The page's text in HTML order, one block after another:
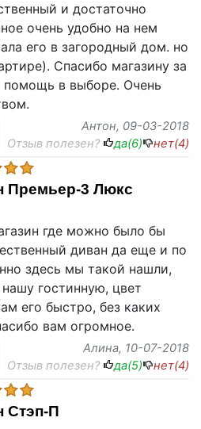
и достаточно
очень удобно на нем
его в загородный дом. но
Спасибо магазину за
помощь в выборе. Очень
Антон, 09-03-2018
Отзыв полезен?
да(6) нет(4)
Премьер-3 Люкс
где можно было бы
диван да еще и по
здесь мы такой нашли,
гостинную, цвет
его быстро, без каких
вам огромное.
Алина, 10-07-2018
Отзыв полезен?
да(5) нет(4)
Стэп-П